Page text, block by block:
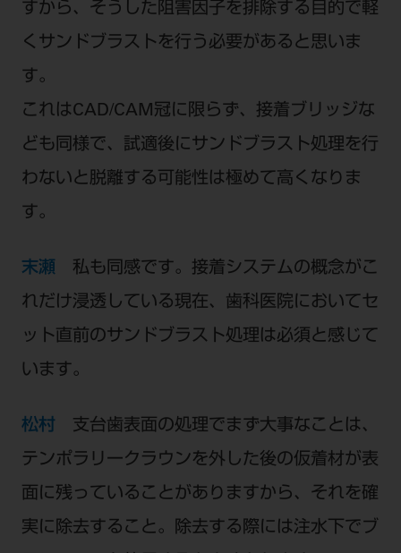
すから、そうした阻害因子を排除する目的で軽
くサンドブラストを行う必要があると思いま
す。
これはCAD/CAM冠に限らず、接着ブリッジな
ども同様で、試適後にサンドブラスト処理を行
わないと脱離する可能性は極めて高くなりま
す。
末瀬 私も同感です。接着システムの概念がこ
れだけ浸透している現在、歯科医院においてセ
ット直前のサンドブラスト処理は必須と感じて
います。
松村 支台歯表面の処理でまず大事なことは、
テンポラリークラウンを外した後の仮着材が表
面に残っていることがありますから、それを確
実に除去すること。除去する際には注水下でブ